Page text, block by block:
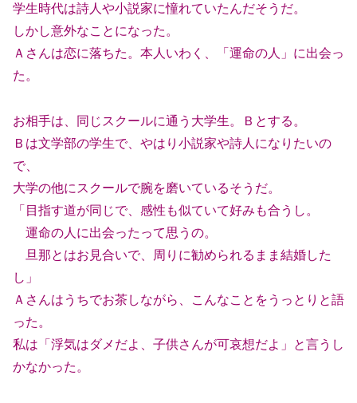
学生時代は詩人や小説家に憧れていたんだそうだ。
しかし意外なことになった。
Ａさんは恋に落ちた。本人いわく、「運命の人」に出会っ
た。
お相手は、同じスクールに通う大学生。Ｂとする。
Ｂは文学部の学生で、やはり小説家や詩人になりたいの
で、
大学の他にスクールで腕を磨いているそうだ。
「目指す道が同じで、感性も似ていて好みも合うし。
運命の人に出会ったって思うの。
旦那とはお見合いで、周りに勧められるまま結婚した
し」
Ａさんはうちでお茶しながら、こんなことをうっとりと語
った。
私は「浮気はダメだよ、子供さんが可哀想だよ」と言うし
かなかった。